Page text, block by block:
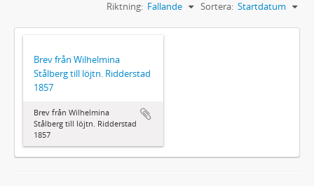
Sortera: Startdatum
Riktning: Fallande
Brev från Wilhelmina
Stålberg till löjtn. Ridderstad
1857
Brev från Wilhelmina
Stålberg till löjtn. Ridderstad
1857